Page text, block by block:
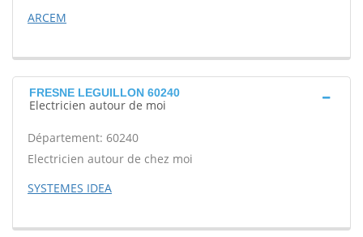
ARCEM
FRESNE LEGUILLON 60240
Electricien autour de moi
Département: 60240
Electricien autour de chez moi
SYSTEMES IDEA